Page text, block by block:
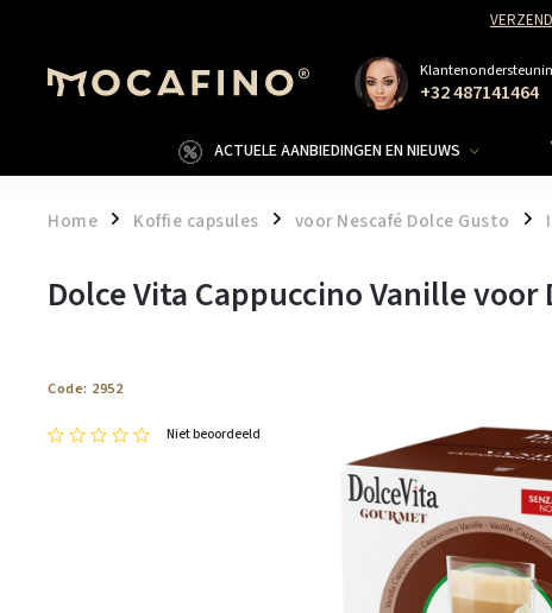
+32 487141464
ACTUELE AANBIEDINGEN EN NIEUWS
Home / Koffie capsules / voor Nescafé Dolce Gusto /
Dolce Vita Cappuccino Vanille voor
Code: 2952
Niet beoordeeld